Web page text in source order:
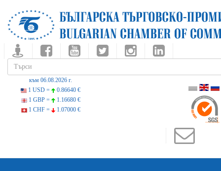
към 06.08.2026 г.
1 USD =
0.86640 €
1 GBP =
1.16680 €
1 CHF =
1.07000 €